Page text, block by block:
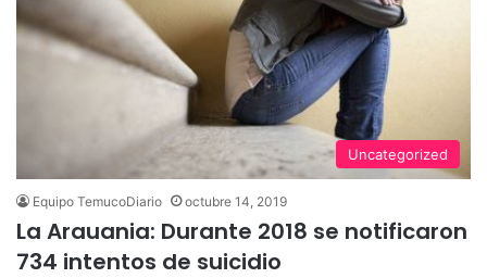
Uncategorized
Equipo TemucoDiario octubre 14, 2019
La Arauania: Durante 2018 se notificaron
734 intentos de suicidio